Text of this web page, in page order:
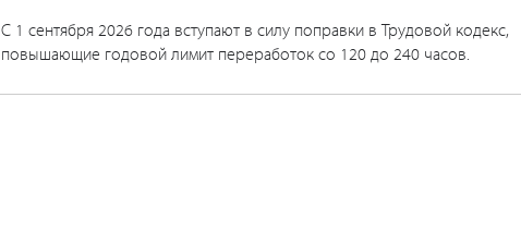
С 1 сентября 2026 года вступают в силу поправки в Трудовой кодекс,
повышающие годовой лимит переработок со 120 до 240 часов.